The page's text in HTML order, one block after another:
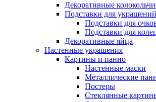
Декоративные
Подставки для украшений
Подставки для
Подставки для
Декоративные яйца
Настенные украшения
Картины и панно
Настенные маски
Металлические
Постеры
Стеклянные